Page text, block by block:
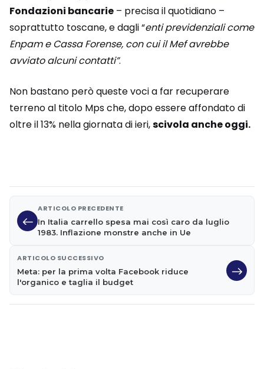
Fondazioni bancarie – precisa il quotidiano –
soprattutto toscane, e dagli “enti previdenziali come
Enpam e Cassa Forense, con cui il Mef avrebbe
avviato alcuni contatti”.
Non bastano però queste voci a far recuperare
terreno al titolo Mps che, dopo essere affondato di
oltre il 13% nella giornata di ieri,scivola anche oggi.
ARTICOLO PRECEDENTE
In Italia carrello spesa mai così caro da luglio
1983. Inflazione monstre anche in Ue
ARTICOLO SUCCESSIVO
Meta: per la prima volta Facebook riduce
l'organico e taglia il budget